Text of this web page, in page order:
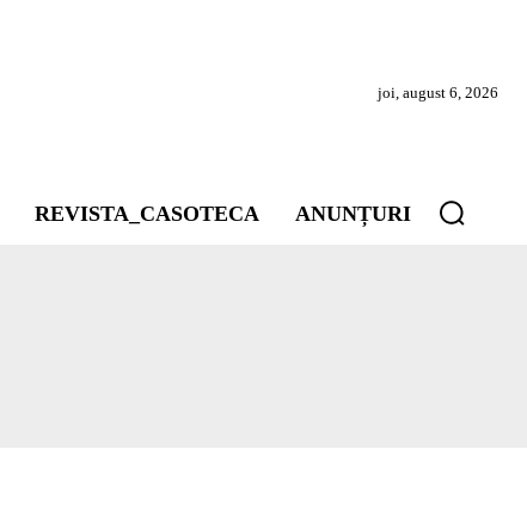
joi, august 6, 2026
REVISTA_CASOTECA ANUNȚURI